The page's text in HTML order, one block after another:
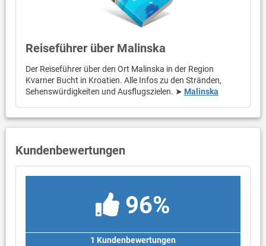
Reiseführer über Malinska
Der Reiseführer über den Ort Malinska in der Region
Kvarner Bucht in Kroatien. Alle Infos zu den Stränden,
Sehenswürdigkeiten und Ausflugszielen. ➤ Malinska
Kundenbewertungen
96%
1 Kundenbewertungen